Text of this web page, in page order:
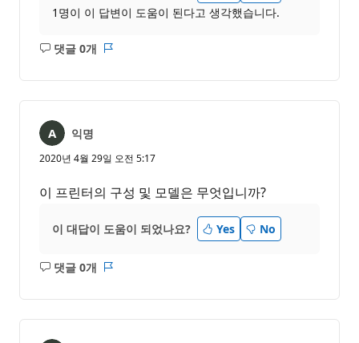
1명이 이 답변이 도움이 된다고 생각했습니다.
댓글 0개
설
음
익명
2020년 4월 29일 오전 5:17
이 프린터의 구성 및 모델은 무엇입니까?
이 대답이 도움이 되었나요? Yes No
댓글 0개
설
음